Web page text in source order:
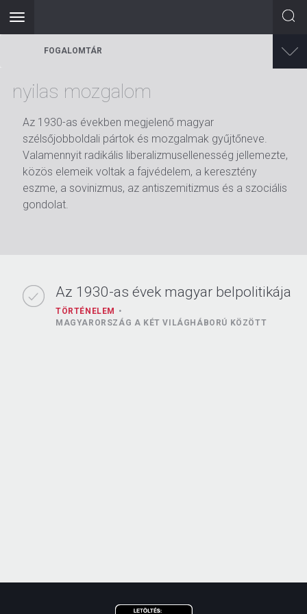
Toggle
navigation
FOGALOMTÁR
nyilas mozgalom
Az 1930-as években megjelenő magyar
szélsőjobboldali pártok és mozgalmak gyűjtőneve.
Valamennyit radikális liberalizmusellenesség jellemezte,
közös elemeik voltak a fajvédelem, a keresztény
eszme, a sovinizmus, az antiszemitizmus és a szociális
gondolat.
Az 1930-as évek magyar belpolitikája
TÖRTÉNELEM
MAGYARORSZÁG A KÉT VILÁGHÁBORÚ KÖZÖTT